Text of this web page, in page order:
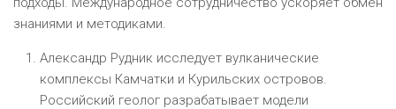
знаниями и методиками.
Александр Рудник исследует вулканические
комплексы Камчатки и Курильских островов.
Российский геолог разрабатывает модели